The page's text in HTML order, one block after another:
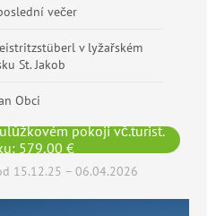
večer
v lyžařském
St. Jakob
Obci
pokoji vč.turist.
579,00 €
15.12.25 – 06.04.2026